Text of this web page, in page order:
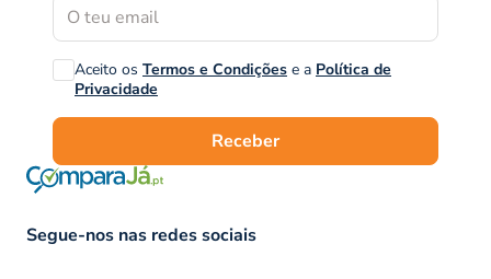
Aceito os Termos e Condições e a Política de
Privacidade
Receber
Segue-nos nas redes sociais